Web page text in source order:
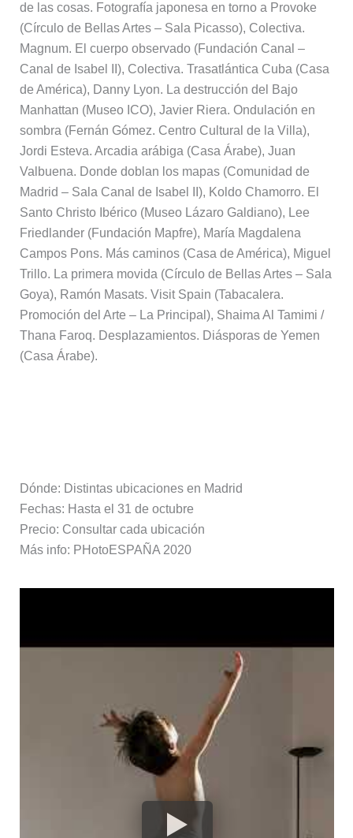
de las cosas. Fotografía japonesa en torno a Provoke
(Círculo de Bellas Artes – Sala Picasso), Colectiva.
Magnum. El cuerpo observado (Fundación Canal –
Canal de Isabel II), Colectiva. Trasatlántica Cuba (Casa
de América), Danny Lyon. La destrucción del Bajo
Manhattan (Museo ICO), Javier Riera. Ondulación en
sombra (Fernán Gómez. Centro Cultural de la Villa),
Jordi Esteva. Arcadia arábiga (Casa Árabe), Juan
Valbuena. Donde doblan los mapas (Comunidad de
Madrid – Sala Canal de Isabel II), Koldo Chamorro. El
Santo Christo Ibérico (Museo Lázaro Galdiano), Lee
Friedlander (Fundación Mapfre), María Magdalena
Campos Pons. Más caminos (Casa de América), Miguel
Trillo. La primera movida (Círculo de Bellas Artes – Sala
Goya), Ramón Masats. Visit Spain (Tabacalera.
Promoción del Arte – La Principal), Shaima Al Tamimi /
Thana Faroq. Desplazamientos. Diásporas de Yemen
(Casa Árabe).
Dónde: Distintas ubicaciones en Madrid
Fechas: Hasta el 31 de octubre
Precio: Consultar cada ubicación
Más info: PHotoESPAÑA 2020